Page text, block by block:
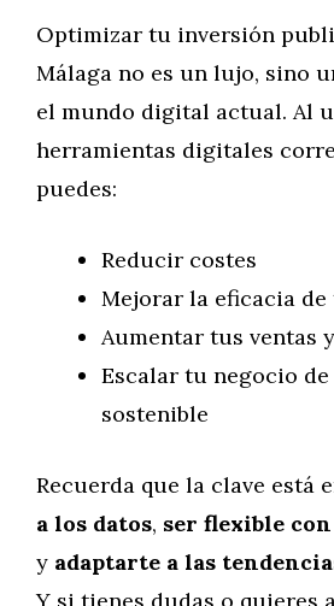
Optimizar tu inversión
Málaga no es un lujo, sino
el mundo digital actual. Al
herramientas digitales
puedes:
Reducir costes
Mejorar la eficacia de
Aumentar tus ventas
Escalar tu negocio
sostenible
Recuerda que la clave está
a los datos, ser flexible
y adaptarte a las